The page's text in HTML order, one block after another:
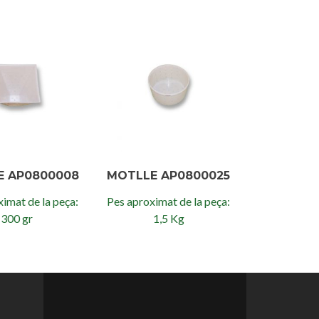
AP0800008
de la peça:
300 gr
MOTLLE AP0800025
Pes aproximat de la peça:
1,5 Kg